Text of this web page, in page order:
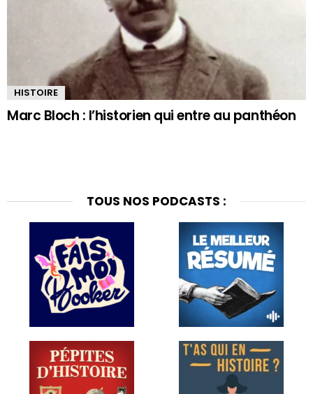
HISTOIRE
Marc Bloch : l’historien qui entre au panthéon
TOUS NOS PODCASTS :